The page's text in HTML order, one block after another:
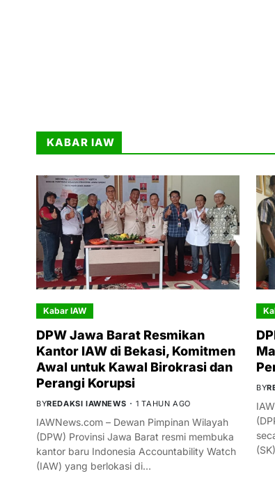
KABAR IAW
Kabar IAW
DPW Jawa Barat Resmikan
Kantor IAW di Bekasi, Komitmen
Awal untuk Kawal Birokrasi dan
Perangi Korupsi
BYREDAKSI IAWNEWS 1 TAHUN AGO
IAWNews.com – Dewan Pimpinan Wilayah
(DPW) Provinsi Jawa Barat resmi membuka
kantor baru Indonesia Accountability Watch
(IAW) yang berlokasi di…
BY